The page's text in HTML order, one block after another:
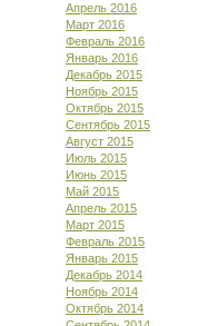
Апрель 2016
Март 2016
Февраль 2016
Январь 2016
Декабрь 2015
Ноябрь 2015
Октябрь 2015
Сентябрь 2015
Август 2015
Июль 2015
Июнь 2015
Май 2015
Апрель 2015
Март 2015
Февраль 2015
Январь 2015
Декабрь 2014
Ноябрь 2014
Октябрь 2014